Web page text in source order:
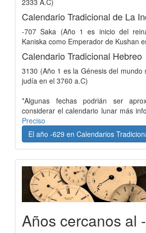
Calendario Tradicional de La
-707 Saka (Año 1 es inicio del
Kaniska como Emperador de Kushan
Calendario Tradicional Hebreo
3130 (Año 1 es la Génesis del mundo
judía en el 3760 a.C)
*Algunas fechas podrián ser
considerar el calendario lunar más info
Preciso
El año -629 en Calendarios
Años cercanos al